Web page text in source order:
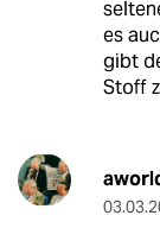
es
gibt
Stoff